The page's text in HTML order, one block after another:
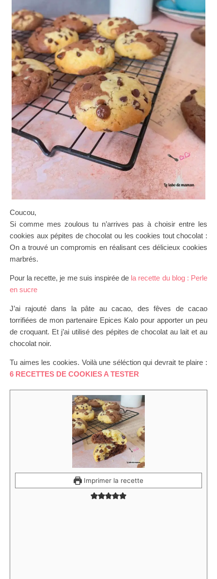
Coucou,
Si comme mes zoulous tu n’arrives pas à choisir entre les
cookies aux pépites de chocolat ou les cookies tout chocolat :
On a trouvé un compromis en réalisant ces délicieux cookies
marbrés.
Pour la recette, je me suis inspirée de la recette du blog : Perle
en sucre
J’ai rajouté dans la pâte au cacao, des fêves de cacao
torrifiées de mon partenaire Epices Kalo pour apporter un peu
de croquant. Et j’ai utilisé des pépites de chocolat au lait et au
chocolat noir.
Tu aimes les cookies. Voilà une séléction qui devrait te plaire :
6 RECETTES DE COOKIES A TESTER
Imprimer la recette